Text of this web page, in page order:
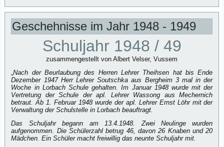
Geschehnisse im Jahr 1948 - 1949
Schuljahr 1948 / 49
zusammengestellt von Albert Velser, Vussem
„Nach der Beurlaubung des Herren Lehrer Theihsen hat bis Ende
Dezember 1947 Herr Lehrer Soutschka aus Bergheim 3 mal in der
Woche in Lorbach Schule gehalten. Im Januar 1948 wurde mit der
Vertretung der Schule der apl. Lehrer Wassong aus Mechernich
betraut. Ab 1. Februar 1948 wurde der apl. Lehrer Ernst Löhr mit der
Verwaltung der Schulstelle in Lorbach beauftragt.
Das Schuljahr begann am 13.4.1948. Zwei Neulinge wurden
aufgenommen. Die Schülerzahl betrug 46, davon 26 Knaben und 20
Mädchen. Ein Schüler macht freiwillig das neunte Schuljahr mit.